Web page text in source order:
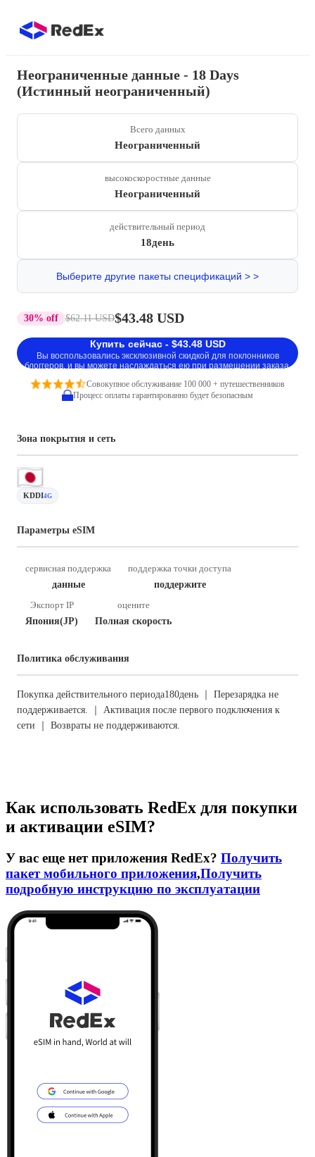
Неограниченные данные - 18 Days
(Истинный неограниченный)
Всего данных
Неограниченный
высокоскоростные данные
Неограниченный
действительный период
18день
Выберите другие пакеты спецификаций > >
30% off $62.11 USD$43.48 USD
Купить сейчас - $43.48 USD
Вы воспользовались эксклюзивной скидкой для поклонников
блоггеров, и вы можете наслаждаться ею при размещении заказа.
Совокупное обслуживание 100 000 + путешественников
Процесс оплаты гарантированно будет безопасным
Зона покрытия и сеть
KDDI4G
Параметры eSIM
сервисная поддержка
данные
поддержка точки доступа
поддержите
Экспорт IP
Япония(JP)
оцените
Полная скорость
Политика обслуживания
Покупка действительного периода180день ｜ Перезарядка не
поддерживается. ｜ Активация после первого подключения к
сети ｜ Возвраты не поддерживаются.
Как использовать RedEx для покупки
и активации eSIM?
У вас еще нет приложения RedEx? Получить
пакет мобильного приложения,Получить
подробную инструкцию по эксплуатации